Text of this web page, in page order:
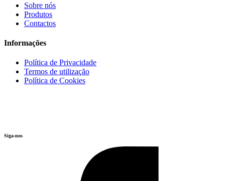
Sobre nós
Produtos
Contactos
Informações
Política de Privacidade
Termos de utilização
Política de Cookies
Siga-nos